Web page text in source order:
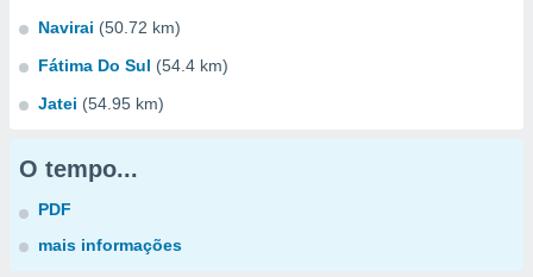
Navirai (50.72 km)
Fátima Do Sul (54.4 km)
Jatei (54.95 km)
O tempo...
PDF
mais informações